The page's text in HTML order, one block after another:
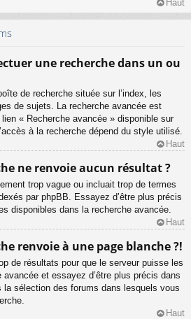
Haut
une recherche dans un ou
de recherche située sur l’index, les
de sujets. La recherche avancée est
« Recherche avancée » disponible sur
à la recherche dépend du style utilisé.
Haut
ne renvoie aucun résultat ?
trop vague ou incluait trop de termes
par phpBB. Essayez d’être plus précis
disponibles dans la recherche avancée.
Haut
renvoie à une page blanche ?!
de résultats pour que le serveur puisse les
et essayez d’être plus précis dans
la sélection des forums dans lesquels vous
Haut